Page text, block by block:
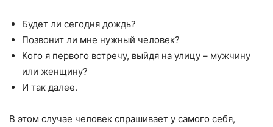
Будет ли сегодня дождь?
Позвонит ли мне нужный человек?
Кого я первого встречу, выйдя на улицу – мужчину
или женщину?
И так далее.
В этом случае человек спрашивает у самого себя,